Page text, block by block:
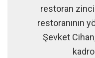
restoran
restoranının
Şevket